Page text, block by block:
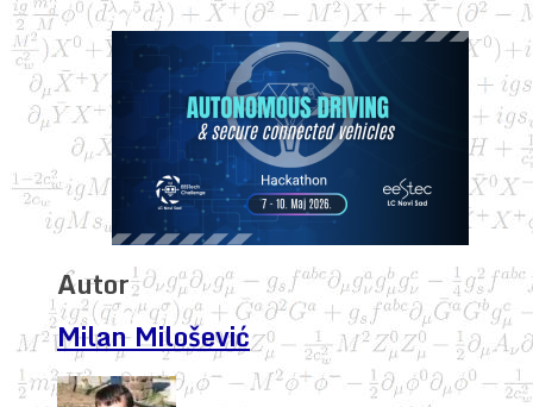
Autor
Milan Milošević